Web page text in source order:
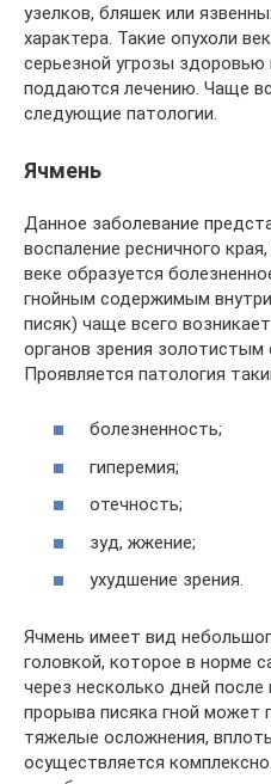
узелков, бляшек или
характера. Такие опухоли
серьезной угрозы здоровью
поддаются лечению. Чаще
следующие патологии.
Ячмень
Данное заболевание
воспаление ресничного
веке образуется
гнойным содержимым
писяк) чаще всего
органов зрения золотистым
Проявляется патология
болезненность;
гиперемия;
отечность;
зуд, жжение;
ухудшение зрения.
Ячмень имеет вид
головкой, которое в норме
через несколько дней
прорыва писяка гной может
тяжелые осложнения,
осуществляется